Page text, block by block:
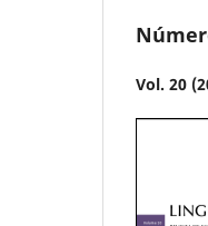
Vol. 20